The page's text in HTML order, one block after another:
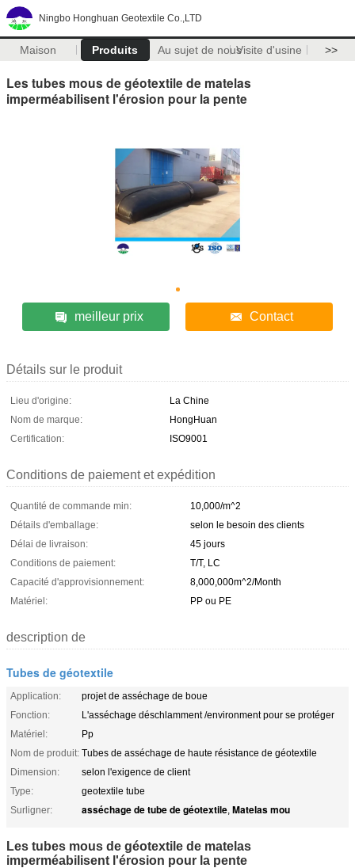
Ningbo Honghuan Geotextile Co.,LTD
Maison Produits Au sujet de nousVisite d'usine >>
Les tubes mous de géotextile de matelas
imperméabilisent l'érosion pour la pente
meilleur prix Contact
Détails sur le produit
Lieu d'origine:
La Chine
Nom de marque:
HongHuan
Certification:
ISO9001
Conditions de paiement et expédition
Quantité de commande min:
10,000/m^2
Détails d'emballage:
selon le besoin des clients
Délai de livraison:
45 jours
Conditions de paiement:
T/T, LC
Capacité d'approvisionnement:
8,000,000m^2/Month
Matériel:
PP ou PE
description de
Tubes de géotextile
Application:
projet de asséchage de boue
Fonction:
L'asséchage déschlamment /environment pour se protéger
Matériel:
Pp
Nom de produit: Tubes de asséchage de haute résistance de géotextile
Dimension:
selon l'exigence de client
Type:
geotextile tube
Surligner:
asséchage de tube de géotextile, Matelas mou
Les tubes mous de géotextile de matelas
imperméabilisent l'érosion pour la pente